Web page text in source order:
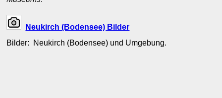
Neukirch (Bodensee) Bilder
Bilder: Neukirch (Bodensee) und Umgebung.